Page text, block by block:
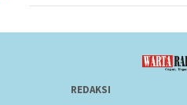
REDAKSI